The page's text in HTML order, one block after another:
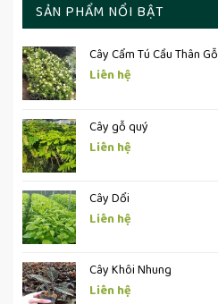
SẢN PHẨM NỔI BẬT
Cây Cẩm Tú Cầu Thân Gỗ
Liên hệ
Cây gỗ quý
Liên hệ
Cây Dổi
Liên hệ
Cây Khôi Nhung
Liên hệ